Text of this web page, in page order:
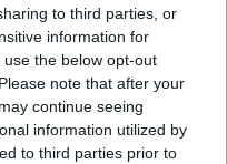
to third parties, or
information for
the below opt-out
note that after your
continue seeing
information utilized by
to third parties prior to
edzés
lábak” mögött
folyamat áll